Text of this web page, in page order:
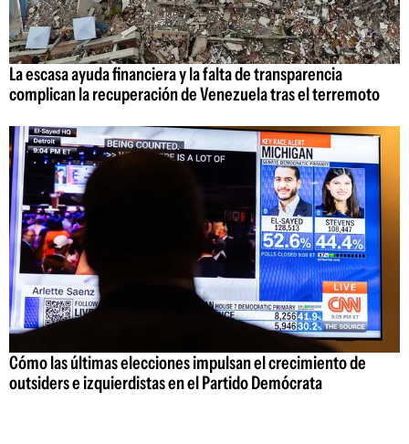
La escasa ayuda financiera y la falta de transparencia
complican la recuperación de Venezuela tras el terremoto
Cómo las últimas elecciones impulsan el crecimiento de
outsiders e izquierdistas en el Partido Demócrata